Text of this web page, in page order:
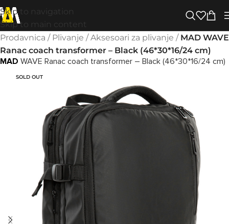
Skip to navigation
Skip to main content
Prodavnica / Plivanje /Aksesoari za plivanje / MAD WAVE
Ranac coach transformer – Black (46*30*16/24 cm)
MAD WAVE Ranac coach transformer – Black (46*30*16/24 cm)
SOLD OUT